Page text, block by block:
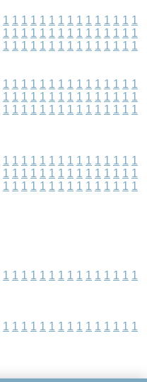
1 1 1 1 1 1 1 1 1 1 1 1 1 1 1
1 1 1 1 1 1 1 1 1 1 1 1 1 1 1
1 1 1 1 1 1 1 1 1 1 1 1 1 1 1
1 1 1 1 1 1 1 1 1 1 1 1 1 1 1
1 1 1 1 1 1 1 1 1 1 1 1 1 1 1
1 1 1 1 1 1 1 1 1 1 1 1 1 1 1
1 1 1 1 1 1 1 1 1 1 1 1 1 1 1
1 1 1 1 1 1 1 1 1 1 1 1 1 1 1
1 1 1 1 1 1 1 1 1 1 1 1 1 1 1
1 1 1 1 1 1 1 1 1 1 1 1 1 1 1
1 1 1 1 1 1 1 1 1 1 1 1 1 1 1